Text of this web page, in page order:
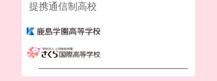
提携通信制高校